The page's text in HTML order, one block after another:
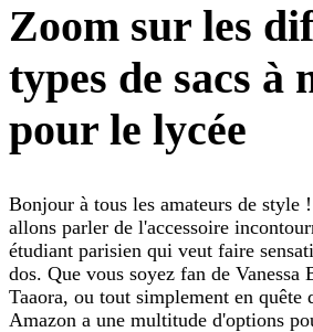
Zoom sur les
types de sacs à
pour le lycée
Bonjour à tous les amateurs de style
allons parler de l'accessoire
étudiant parisien qui veut faire
dos. Que vous soyez fan de Vanessa
Taaora, ou tout simplement en quête
Amazon a une multitude d'options